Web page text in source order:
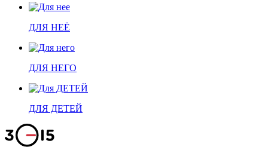
ДЛЯ НЕЁ
ДЛЯ НЕГО
ДЛЯ ДЕТЕЙ